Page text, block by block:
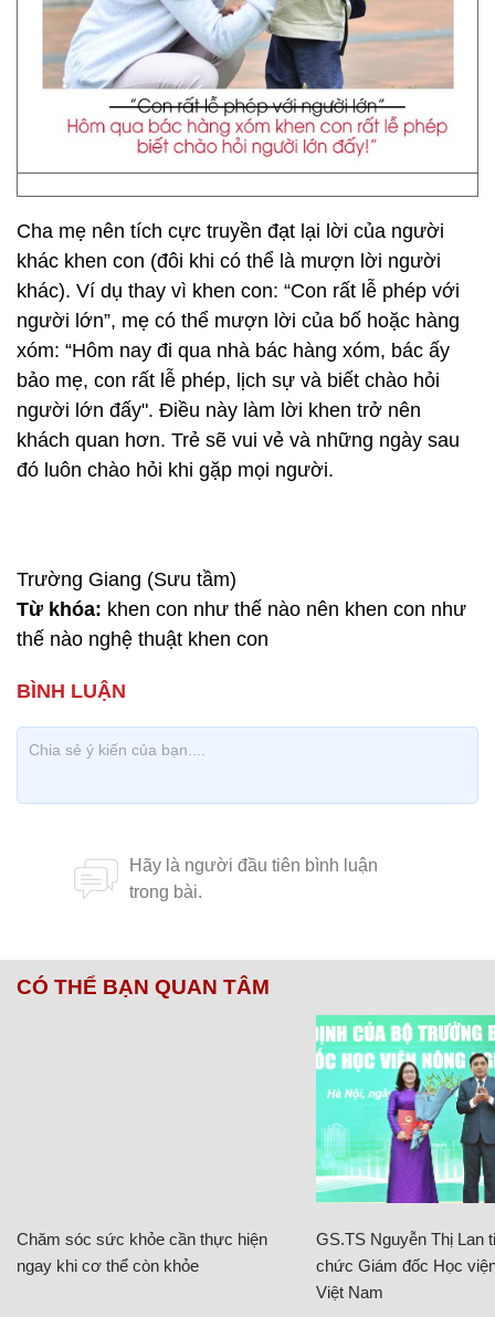
Cha mẹ nên tích cực truyền đạt lại lời của người
khác khen con (đôi khi có thể là mượn lời người
khác). Ví dụ thay vì khen con: “Con rất lễ phép với
người lớn”, mẹ có thể mượn lời của bố hoặc hàng
xóm: “Hôm nay đi qua nhà bác hàng xóm, bác ấy
bảo mẹ, con rất lễ phép, lịch sự và biết chào hỏi
người lớn đấy". Điều này làm lời khen trở nên
khách quan hơn. Trẻ sẽ vui vẻ và những ngày sau
đó luôn chào hỏi khi gặp mọi người.
Trường Giang (Sưu tầm)
Từ khóa: khen con như thế nào nên khen con như
thế nào nghệ thuật khen con
CÓ THỂ BẠN QUAN TÂM
Chăm sóc sức khỏe cần thực hiện
ngay khi cơ thể còn khỏe
GS.TS Nguyễn Thị Lan
chức Giám đốc Học
Việt Nam